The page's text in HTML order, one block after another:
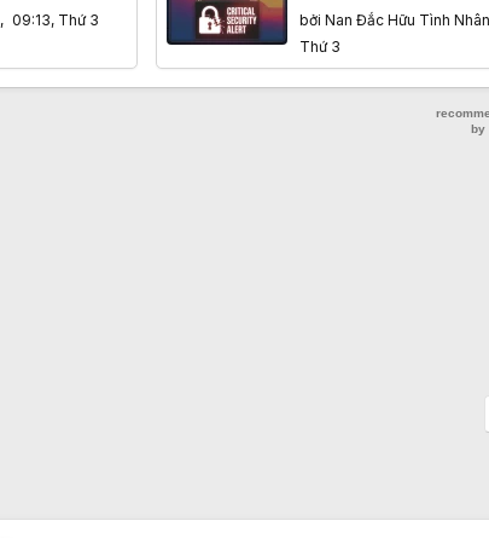
, 09:13, Thứ 3
hình của macOS có
phép tin tặc chiếm
khiển máy Mac từ xa
bởi Nan Đắc Hữu Tình Nhân
Thứ 3